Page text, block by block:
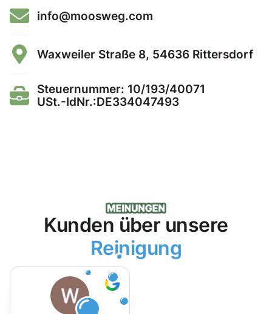
info@moosweg.com
Waxweiler Straße 8, 54636 Rittersdorf
Steuernummer: 10/193/40071
USt.-IdNr.:DE334047493
Kunden über unsere
Reinigung